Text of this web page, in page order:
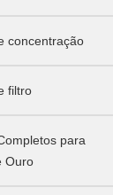
concentração
filtro
para
Ouro